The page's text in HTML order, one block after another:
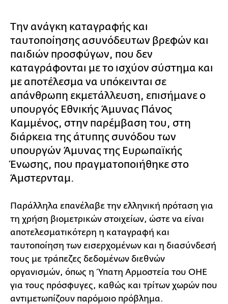
Την ανάγκη καταγραφής και
ταυτοποίησης ασυνόδευτων βρεφών και
παιδιών προσφύγων, που δεν
καταγράφονται με το ισχύον σύστημα και
με αποτέλεσμα να υπόκεινται σε
απάνθρωπη εκμετάλλευση, επισήμανε ο
υπουργός Εθνικής Άμυνας Πάνος
Καμμένος, στην παρέμβαση του, στη
διάρκεια της άτυπης συνόδου των
υπουργών Άμυνας της Ευρωπαϊκής
Ένωσης, που πραγματοποιήθηκε στο
Άμστερνταμ.
Παράλληλα επανέλαβε την ελληνική πρόταση για
τη χρήση βιομετρικών στοιχείων, ώστε να είναι
αποτελεσματικότερη η καταγραφή και
ταυτοποίηση των εισερχομένων και η διασύνδεσή
τους με τράπεζες δεδομένων διεθνών
οργανισμών, όπως η Ύπατη Αρμοστεία του ΟΗΕ
για τους πρόσφυγες, καθώς και τρίτων χωρών που
αντιμετωπίζουν παρόμοιο πρόβλημα.